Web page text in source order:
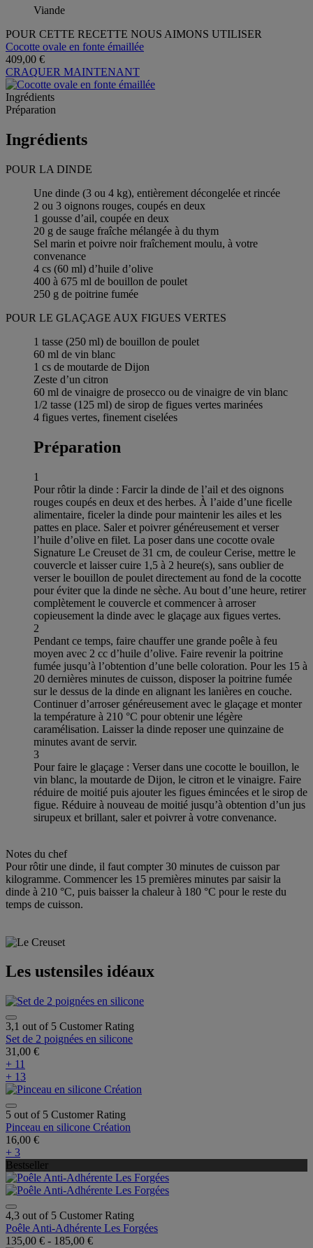
Viande
POUR CETTE RECETTE NOUS AIMONS UTILISER
Cocotte ovale en fonte émaillée
409,00 €
CRAQUER MAINTENANT
Ingrédients
Préparation
Ingrédients
POUR LA DINDE
Une dinde (3 ou 4 kg), entièrement décongelée et rincée
2 ou 3 oignons rouges, coupés en deux
1 gousse d’ail, coupée en deux
20 g de sauge fraîche mélangée à du thym
Sel marin et poivre noir fraîchement moulu, à votre
convenance
4 cs (60 ml) d’huile d’olive
400 à 675 ml de bouillon de poulet
250 g de poitrine fumée
POUR LE GLAÇAGE AUX FIGUES VERTES
1 tasse (250 ml) de bouillon de poulet
60 ml de vin blanc
1 cs de moutarde de Dijon
Zeste d’un citron
60 ml de vinaigre de prosecco ou de vinaigre de vin blanc
1/2 tasse (125 ml) de sirop de figues vertes marinées
4 figues vertes, finement ciselées
Préparation
1
Pour rôtir la dinde : Farcir la dinde de l’ail et des oignons
rouges coupés en deux et des herbes. À l’aide d’une ficelle
alimentaire, ficeler la dinde pour maintenir les ailes et les
pattes en place. Saler et poivrer généreusement et verser
l’huile d’olive en filet. La poser dans une cocotte ovale
Signature Le Creuset de 31 cm, de couleur Cerise, mettre le
couvercle et laisser cuire 1,5 à 2 heure(s), sans oublier de
verser le bouillon de poulet directement au fond de la cocotte
pour éviter que la dinde ne sèche. Au bout d’une heure, retirer
complètement le couvercle et commencer à arroser
copieusement la dinde avec le glaçage aux figues vertes.
2
Pendant ce temps, faire chauffer une grande poêle à feu
moyen avec 2 cc d’huile d’olive. Faire revenir la poitrine
fumée jusqu’à l’obtention d’une belle coloration. Pour les 15 à
20 dernières minutes de cuisson, disposer la poitrine fumée
sur le dessus de la dinde en alignant les lanières en couche.
Continuer d’arroser généreusement avec le glaçage et monter
la température à 210 °C pour obtenir une légère
caramélisation. Laisser la dinde reposer une quinzaine de
minutes avant de servir.
3
Pour faire le glaçage : Verser dans une cocotte le bouillon, le
vin blanc, la moutarde de Dijon, le citron et le vinaigre. Faire
réduire de moitié puis ajouter les figues émincées et le sirop de
figue. Réduire à nouveau de moitié jusqu’à obtention d’un jus
sirupeux et brillant, saler et poivrer à votre convenance.
Notes du chef
Pour rôtir une dinde, il faut compter 30 minutes de cuisson par
kilogramme. Commencer les 15 premières minutes par saisir la
dinde à 210 °C, puis baisser la chaleur à 180 °C pour le reste du
temps de cuisson.
Les ustensiles idéaux
3,1 out of 5 Customer Rating
Set de 2 poignées en silicone
31,00 €
+ 11
+ 13
5 out of 5 Customer Rating
Pinceau en silicone Création
16,00 €
+ 3
Bestseller
4,3 out of 5 Customer Rating
Poêle Anti-Adhérente Les Forgées
135,00 € - 185,00 €